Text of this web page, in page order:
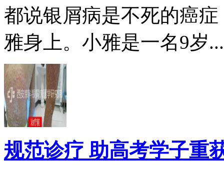
都说银屑病是不死的癌
雅身上。小雅是一名9岁...
规范诊疗 助高考学子重